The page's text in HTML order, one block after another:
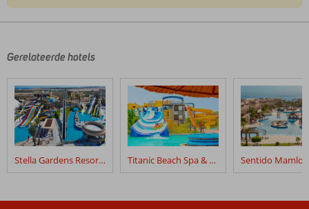
door
klanten
geschreven
na
hun
verblijf
Jaz
Gerelateerde hotels
Stella Gardens Resort & Spa Makadi Bay Titanic Beach Spa & Aqua Park